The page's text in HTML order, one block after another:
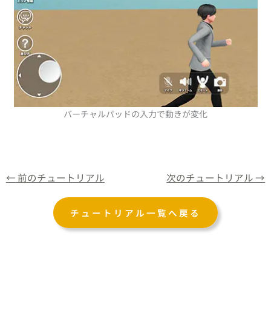
バーチャルパッドの入力で動きが変化
← 前のチュートリアル 次のチュートリアル→
チュートリアル一覧へ戻る